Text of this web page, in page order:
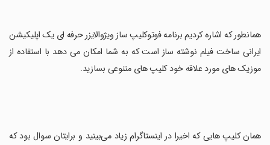
همانطور که اشاره کردیم برنامه فوتوکلیپ ساز ویژوالایزر حرفه ای یک اپلیکیشن
ایرانی ساخت فیلم نوشته ساز است که به شما امکان می دهد با استفاده از
موزیک های مورد علاقه خود کلیپ های متنوعی بسازید.
همان کلیپ هایی که اخیرا در اینستاگرام زیاد می‌بینید و برایتان سوال بود که